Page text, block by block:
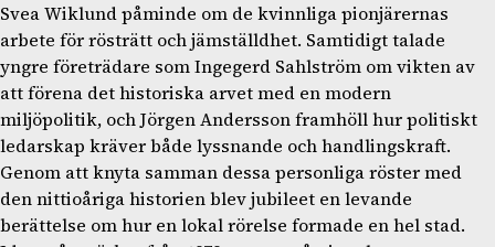
Svea Wiklund påminde om de kvinnliga pionjärernas
arbete för rösträtt och jämställdhet. Samtidigt talade
yngre företrädare som Ingegerd Sahlström om vikten av
att förena det historiska arvet med en modern
miljöpolitik, och Jörgen Andersson framhöll hur politiskt
ledarskap kräver både lyssnande och handlingskraft.
Genom att knyta samman dessa personliga röster med
den nittioåriga historien blev jubileet en levande
berättelse om hur en lokal rörelse formade en hel stad.